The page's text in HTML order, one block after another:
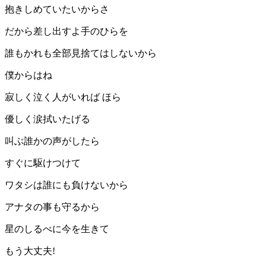
抱きしめていたいからさ
だから差し出すよ手のひらを
誰もかれも全部見捨てはしないから
僕からはね
寂しく泣く人がいれば ほら
優しく涙拭いたげる
叫ぶ誰かの声がしたら
すぐに駆けつけて
ワタシは誰にも負けないから
アナタの事も守るから
星のしるべに今を生きて
もう大丈夫!